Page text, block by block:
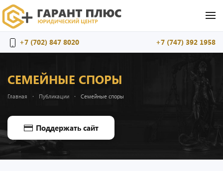
+7 (702) 847 8020 +7 (747) 392 1958
СЕМЕЙНЫЕ СПОРЫ
Главная Публикации Семейные споры
Поддержать сайт